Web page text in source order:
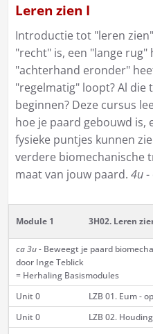
Leren zien I
Introductie tot "leren
"recht" is, een "lange
"achterhand eronder"
"regelmatig" loopt? Al die
beginnen? Deze cursus
hoe je paard gebouwd is,
fysieke puntjes kunnen
verdere biomechanische
maat van jouw paard. 4u-
Module 1 3H02. Leren
ca 3u -Beweegt je paard
door Inge Teblick
= Herhaling Basismodules
Unit 0
LZB 01. Eum -
Unit 0
LZB 02.